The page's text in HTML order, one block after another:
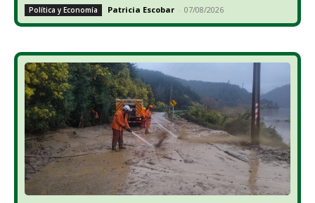
Política y Economía Patricia Escobar - 07/08/2026